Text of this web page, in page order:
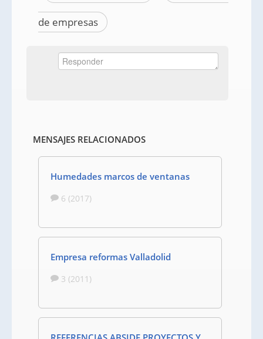
de empresas
MENSAJES RELACIONADOS
Humedades marcos de ventanas
6 (2017)
Empresa reformas Valladolid
3 (2011)